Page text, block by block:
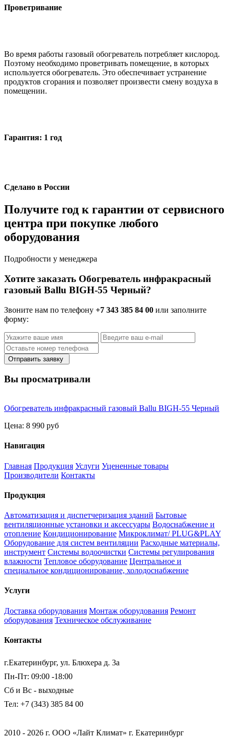
Проветривание
Во время работы газовый обогреватель потребляет кислород.
Поэтому необходимо проветривать помещение, в которых
используется обогреватель. Это обеспечивает устранение
продуктов сгорания и позволяет произвести смену воздуха в
помещении.
Гарантия: 1 год
Сделано в России
Получите год к гарантии от сервисного
центра при покупке любого
оборудования
Подробности у менеджера
Хотите заказать Обогреватель инфракрасный
газовый Ballu BIGH-55 Черный?
Звоните нам по телефону +7 343 385 84 00 или заполните
форму:
Отправить заявку
Вы просматривали
Обогреватель инфракрасный газовый Ballu BIGH-55 Черный
Цена: 8 990 руб
Навигация
Главная Продукция Услуги Уцененные товары
Производители Контакты
Продукция
Автоматизация и диспетчеризация зданий Бытовые
вентиляционные установки и аксессуары Водоснабжение и
отопление Кондиционирование Микроклимат/ PLUG&PLAY
Оборудование для систем вентиляции Расходные материалы,
инструмент Системы водоочистки Системы регулирования
влажности Тепловое оборудование Центральное и
специальное кондиционирование, холодоснабжение
Услуги
Доставка оборудования Монтаж оборудования Ремонт
оборудования Техническое обслуживание
Контакты
г.Екатеринбург, ул. Блюхера д. 3а
Пн-Пт: 09:00 -18:00
Сб и Вс - выходные
Тел: +7 (343) 385 84 00
2010 - 2026 г. ООО «Лайт Климат» г. Екатеринбург